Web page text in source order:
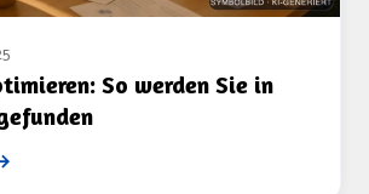
So werden Sie in